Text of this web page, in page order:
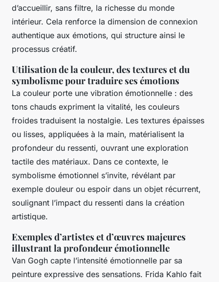
d’accueillir, sans filtre, la richesse du monde
intérieur. Cela renforce la dimension de connexion
authentique aux émotions, qui structure ainsi le
processus créatif.
Utilisation de la couleur, des textures et du
symbolisme pour traduire ses émotions
La couleur porte une vibration émotionnelle : des
tons chauds expriment la vitalité, les couleurs
froides traduisent la nostalgie. Les textures épaisses
ou lisses, appliquées à la main, matérialisent la
profondeur du ressenti, ouvrant une exploration
tactile des matériaux. Dans ce contexte, le
symbolisme émotionnel s’invite, révélant par
exemple douleur ou espoir dans un objet récurrent,
soulignant l’impact du ressenti dans la création
artistique.
Exemples d’artistes et d’œuvres majeures
illustrant la profondeur émotionnelle
Van Gogh capte l’intensité émotionnelle par sa
peinture expressive des sensations. Frida Kahlo fait